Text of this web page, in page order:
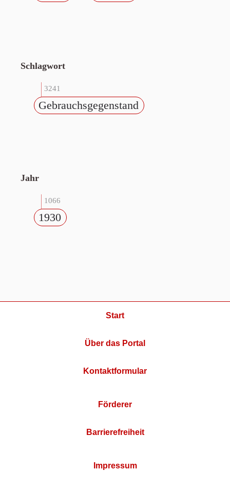
Schlagwort
3241
Gebrauchsgegenstand
Jahr
1066
1930
Start
Über das Portal
Kontaktformular
Förderer
Barrierefreiheit
Impressum